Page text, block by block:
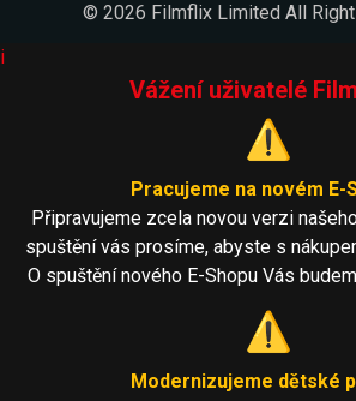
© 2026 Filmflix Limited All
i
Vážení uživatelé
⚠️
Pracujeme na novém E-
Připravujeme zcela novou verzi
spuštění vás prosíme, abyste s
O spuštění nového E-Shopu Vás
⚠️
Modernizujeme dětské